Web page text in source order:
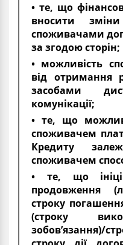
• те, що
вносити
споживачами
за згодою сторін;
• можливість
від отримання
засобами
комунікації;
• те, що
споживачем
Кредиту
споживачем
• те, що
продовження
строку
(строку
зобов’язання)/